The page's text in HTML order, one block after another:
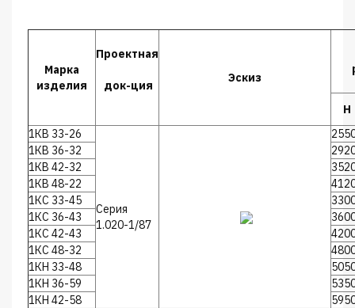
Марка
изделия
Проектная
док-ция
Эскиз
Н
1КВ 33-26
Серия
1.020-1/87
1КВ 36-32
1КВ 42-32
1КВ 48-22
1КС 33-45
1КС 36-43
1КС 42-43
1КС 48-32
1КН 33-48
1КН 36-59
1КН 42-58